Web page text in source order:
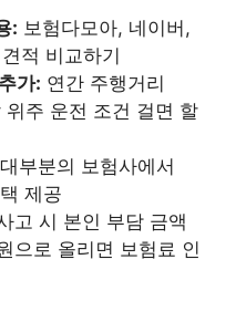
: 보험다모아, 네이버,
적 비교하기
가: 연간 주행거리
주 운전 조건 걸면 할
대부분의 보험사에서
제공
고 시 본인 부담 금액
으로 올리면 보험료 인